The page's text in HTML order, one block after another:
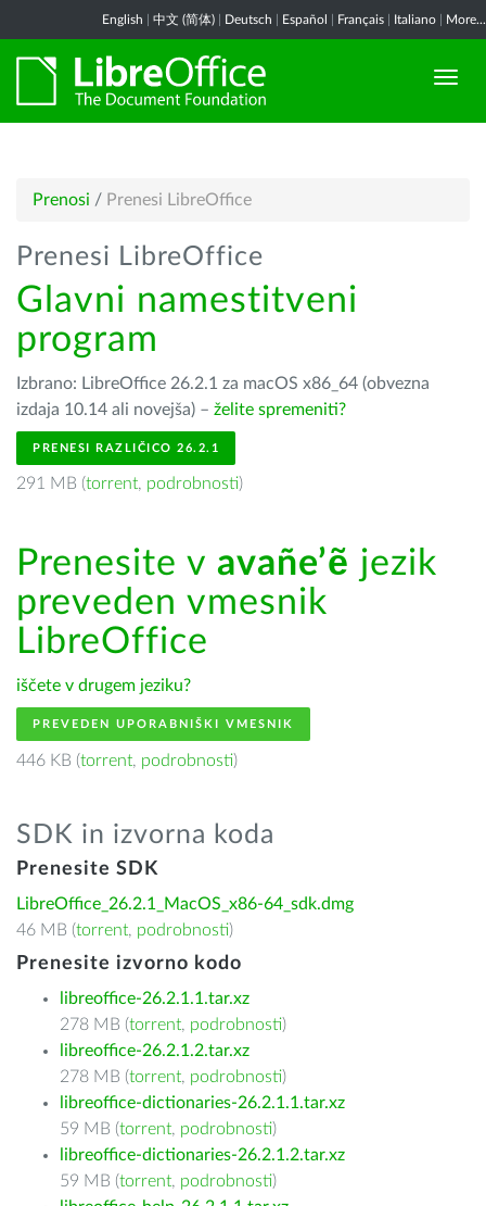
English 中文 (简体) Deutsch Español Français Italiano More...
Prenosi / Prenesi LibreOffice
Prenesi LibreOffice
Glavni namestitveni
program
Izbrano: LibreOffice 26.2.1 za macOS x86_64 (obvezna
izdaja 10.14 ali novejša) – želite spremeniti?
PRENESI RAZLIČICO 26.2.1
291 MB (torrent, podrobnosti)
Prenesite v avañe’ẽ jezik
preveden vmesnik
LibreOffice
iščete v drugem jeziku?
PREVEDEN UPORABNIŠKI VMESNIK
446 KB (torrent, podrobnosti)
SDK in izvorna koda
Prenesite SDK
LibreOffice_26.2.1_MacOS_x86-64_sdk.dmg
46 MB (torrent, podrobnosti)
Prenesite izvorno kodo
libreoffice-26.2.1.1.tar.xz
278 MB (torrent, podrobnosti)
libreoffice-26.2.1.2.tar.xz
278 MB (torrent, podrobnosti)
libreoffice-dictionaries-26.2.1.1.tar.xz
59 MB (torrent, podrobnosti)
libreoffice-dictionaries-26.2.1.2.tar.xz
59 MB (torrent, podrobnosti)